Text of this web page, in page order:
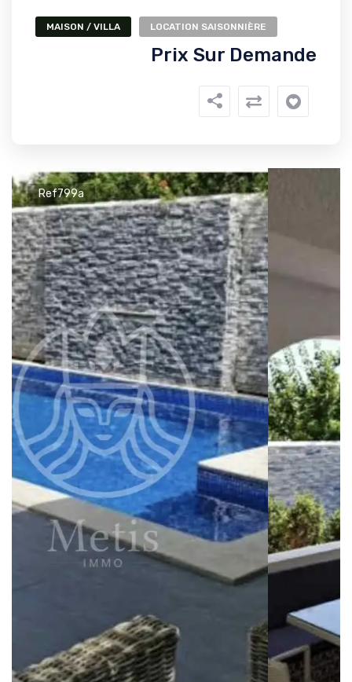
MAISON / VILLA LOCATION SAISONNIÈRE
Prix Sur Demande
Ref799a